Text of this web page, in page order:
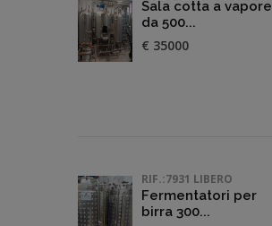
Sala cotta a vapore
da 500...
€ 35000
RIF.:7931 LIBERO
Fermentatori per
birra 300...